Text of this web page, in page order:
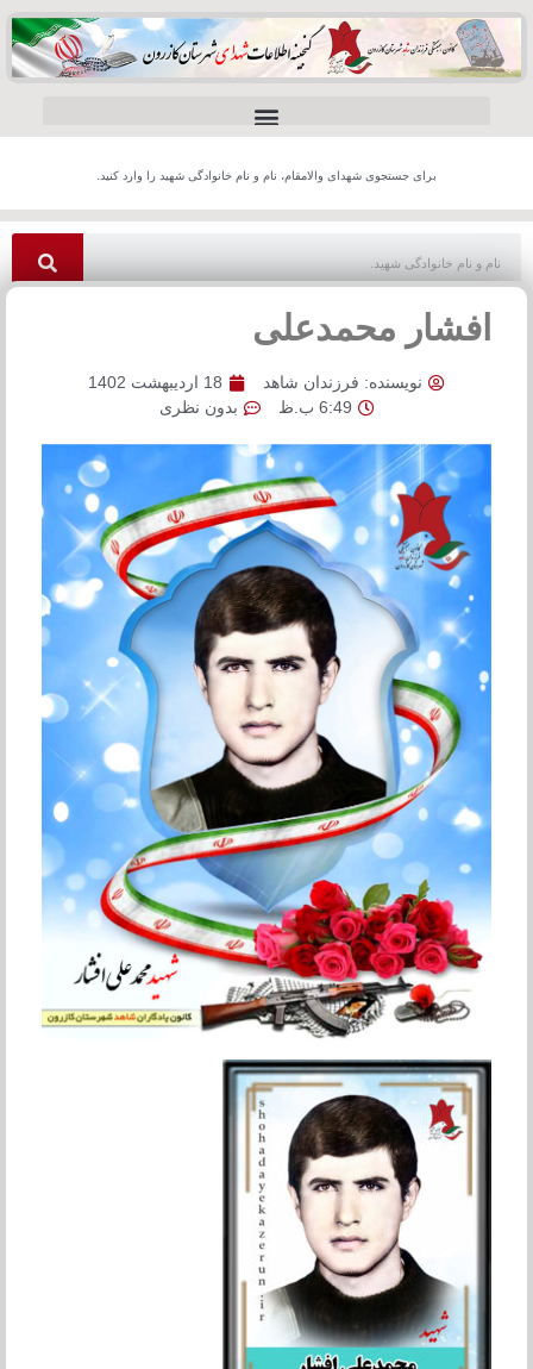
برای جستجوی شهدای والامقام، نام و نام خانوادگی شهید را وارد کنید.
افشار محمدعلی
نویسنده: فرزندان شاهد
18 اردیبهشت 1402
6:49 ب.ظ
بدون نظری